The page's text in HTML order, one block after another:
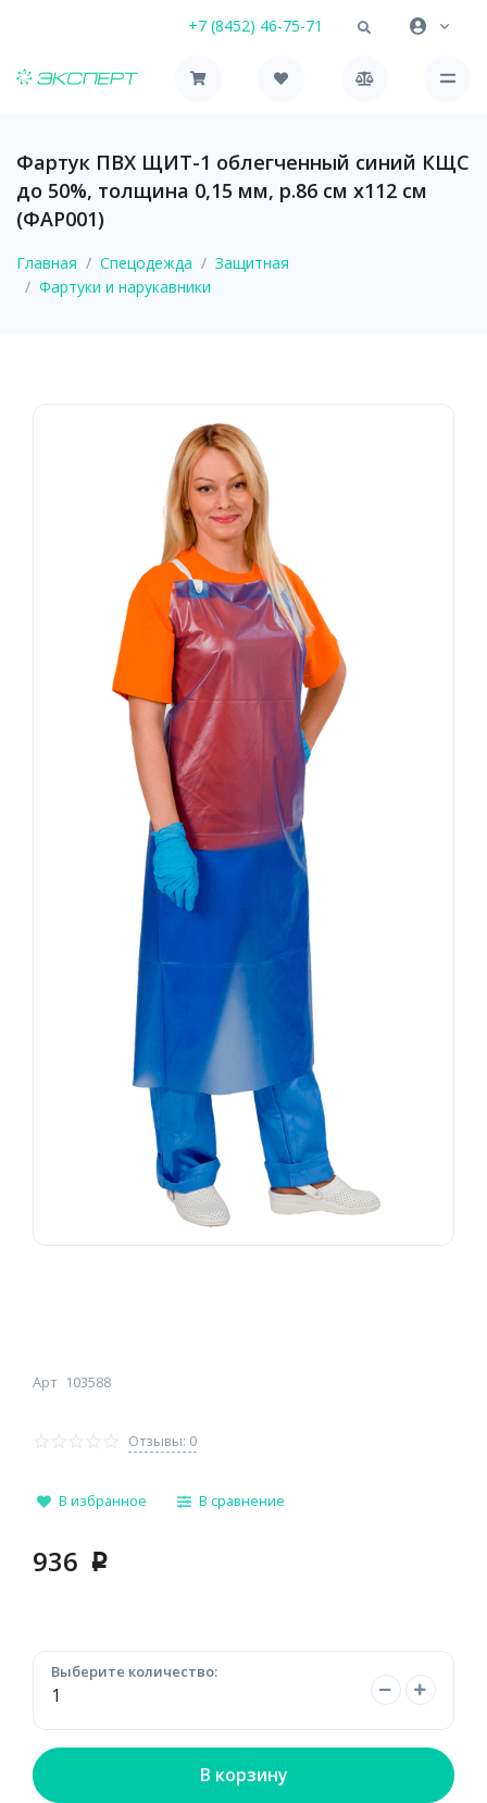
+7 (8452) 46-75-71
Фартук ПВХ ЩИТ-1 облегченный синий КЩС
до 50%, толщина 0,15 мм, р.86 см х112 см
(ФАР001)
Главная Спецодежда
Защитная
Фартуки и нарукавники
Арт 103588
Отзывы: 0
В избранное В сравнение
936 p
Выберите количество:
В корзину